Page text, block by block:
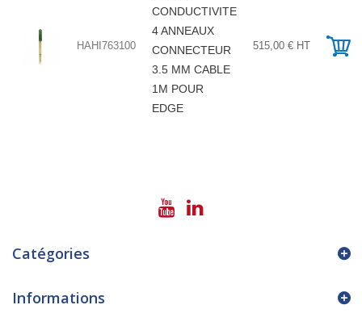
HAHI763100
CONDUCTIVITE
4 ANNEAUX
CONNECTEUR
3.5 MM CABLE
1M POUR
EDGE
515,00 € HT
Catégories
Informations